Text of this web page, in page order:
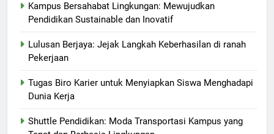
Kampus Bersahabat Lingkungan: Mewujudkan
Pendidikan Sustainable dan Inovatif
Lulusan Berjaya: Jejak Langkah Keberhasilan di ranah
Pekerjaan
Tugas Biro Karier untuk Menyiapkan Siswa Menghadapi
Dunia Kerja
Shuttle Pendidikan: Moda Transportasi Kampus yang